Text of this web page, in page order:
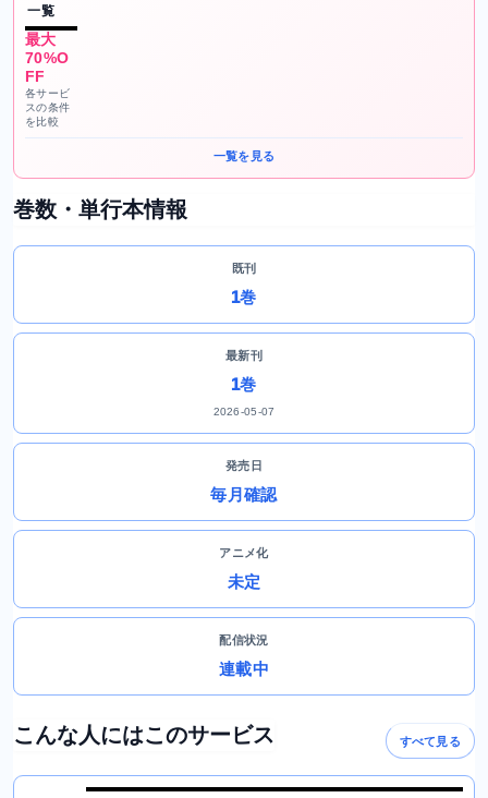
一覧
最大
70%O
FF
各サービ
スの条件
を比較
一覧を見る
巻数・単行本情報
既刊
1巻
最新刊
1巻
2026-05-07
発売日
毎月確認
アニメ化
未定
配信状況
連載中
こんな人にはこのサービス すべて見る